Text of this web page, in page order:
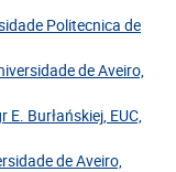
Politecnica de
de Aveiro,
Burłańskiej, EUC,
de Aveiro,